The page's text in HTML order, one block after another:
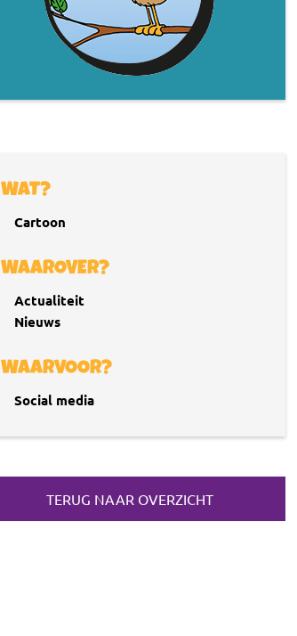
WAT?
Cartoon
WAAROVER?
Actualiteit
Nieuws
WAARVOOR?
Social media
TERUG NAAR OVERZICHT